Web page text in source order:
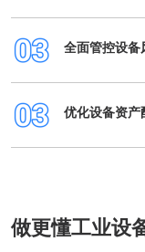
全面管控设备
优化设备资产
做更懂工业设